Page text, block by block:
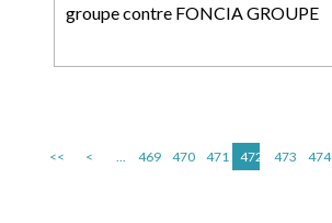
groupe contre FONCIA GROUPE
<< < ... 469 470 471 472 473 474